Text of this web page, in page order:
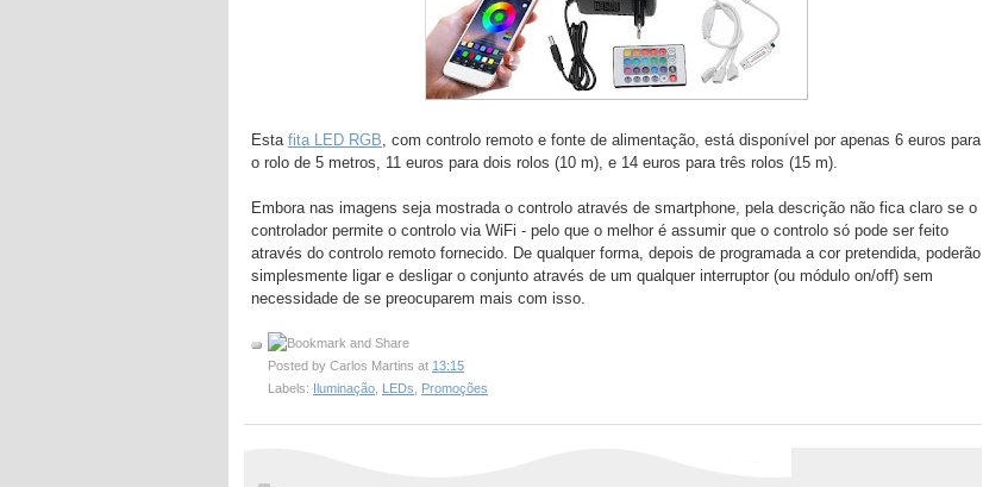
Esta fita LED RGB, com controlo remoto e fonte de alimentação, está disponível por apenas 6 euros para
o rolo de 5 metros, 11 euros para dois rolos (10 m), e 14 euros para três rolos (15 m).
Embora nas imagens seja mostrada o controlo através de smartphone, pela descrição não fica claro se o
controlador permite o controlo via WiFi - pelo que o melhor é assumir que o controlo só pode ser feito
através do controlo remoto fornecido. De qualquer forma, depois de programada a cor pretendida, poderão
simplesmente ligar e desligar o conjunto através de um qualquer interruptor (ou módulo on/off) sem
necessidade de se preocuparem mais com isso.
Posted by Carlos Martins at 13:15
Labels:
Iluminação, LEDs, Promoções